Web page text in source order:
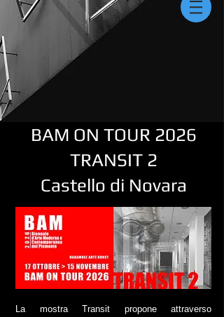
BAM ON TOUR 2026
TRANSIT 2
Castello di Novara
La mostra Transit propone attraverso